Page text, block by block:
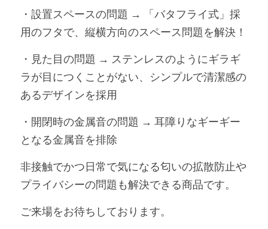
・設置スペースの問題 → 「バタフライ式」採
用のフタで、縦横方向のスペース問題を解決！
・見た目の問題 → ステンレスのようにギラギ
ラが目につくことがない、シンプルで清潔感の
あるデザインを採用
・開閉時の金属音の問題 → 耳障りなギーギー
となる金属音を排除
非接触でかつ日常で気になる匂いの拡散防止や
プライバシーの問題も解決できる商品です。
ご来場をお待ちしております。